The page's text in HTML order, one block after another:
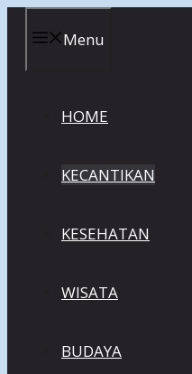
Menu
HOME
KECANTIKAN
KESEHATAN
WISATA
BUDAYA